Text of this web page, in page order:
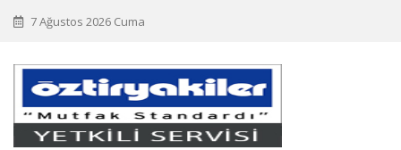
7 Ağustos 2026 Cuma